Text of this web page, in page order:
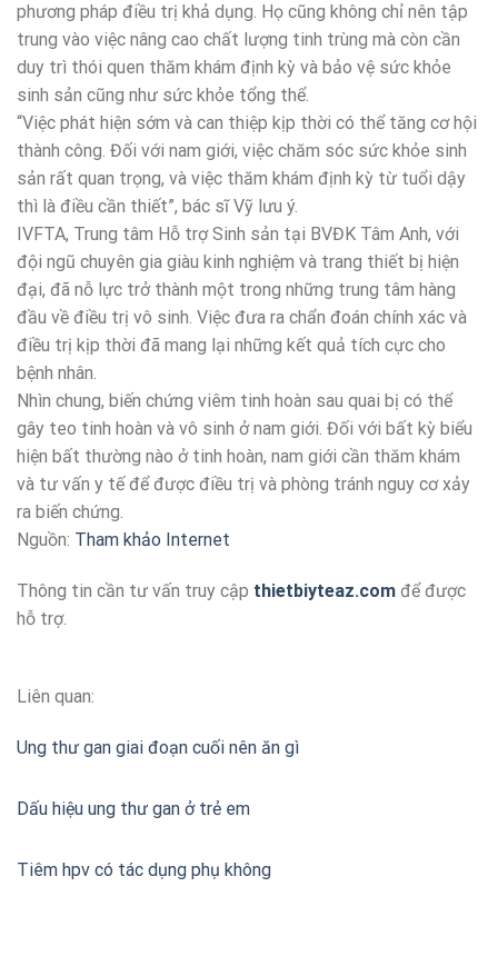
phương pháp điều trị khả dụng. Họ cũng không chỉ nên tập
trung vào việc nâng cao chất lượng tinh trùng mà còn cần
duy trì thói quen thăm khám định kỳ và bảo vệ sức khỏe
sinh sản cũng như sức khỏe tổng thể.
“Việc phát hiện sớm và can thiệp kịp thời có thể tăng cơ hội
thành công. Đối với nam giới, việc chăm sóc sức khỏe sinh
sản rất quan trọng, và việc thăm khám định kỳ từ tuổi dậy
thì là điều cần thiết”, bác sĩ Vỹ lưu ý.
IVFTA, Trung tâm Hỗ trợ Sinh sản tại BVĐK Tâm Anh, với
đội ngũ chuyên gia giàu kinh nghiệm và trang thiết bị hiện
đại, đã nỗ lực trở thành một trong những trung tâm hàng
đầu về điều trị vô sinh. Việc đưa ra chẩn đoán chính xác và
điều trị kịp thời đã mang lại những kết quả tích cực cho
bệnh nhân.
Nhìn chung, biến chứng viêm tinh hoàn sau quai bị có thể
gây teo tinh hoàn và vô sinh ở nam giới. Đối với bất kỳ biểu
hiện bất thường nào ở tinh hoàn, nam giới cần thăm khám
và tư vấn y tế để được điều trị và phòng tránh nguy cơ xảy
ra biến chứng.
Nguồn: Tham khảo Internet
Thông tin cần tư vấn truy cập thietbiyteaz.com để được
hỗ trợ.
Liên quan:
Ung thư gan giai đoạn cuối nên ăn gì
Dấu hiệu ung thư gan ở trẻ em
Tiêm hpv có tác dụng phụ không